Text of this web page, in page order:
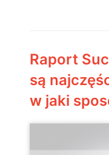
Raport
są
w jaki